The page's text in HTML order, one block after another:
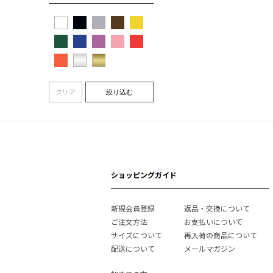
クリア 絞り込む
ショッピングガイド
新規会員登録
ご注文方法
サイズについて
配送について
返品・交換について
お支払いについて
再入荷の商品について
メールマガジン